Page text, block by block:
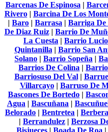
Barcenas De Espinosa|
Rivero| Barcina De Los
| Baro | Barrasa | Barriga De
De Diaz Ruiz| Barrio De
La Cuesta | Barrio Lucio
Quintanilla| Barrio San
Solano | Barrio Sopeña |
Barrios De Colina |
Barriosuso Del Val|
Villarcayo| Barruso De
Bascones De Bortedo |
Agua | Bascuñana |
Belorado | Bentretea |
| Berrandulez | Berzosa